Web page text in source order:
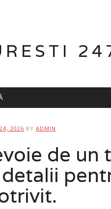
2026 BY ADMIN
de un